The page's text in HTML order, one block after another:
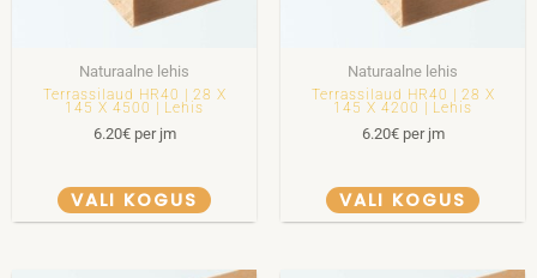
Naturaalne lehis
Terrassilaud HR40 | 28 X
145 X 4500 | Lehis
6.20€per jm
VALI KOGUS
Naturaalne lehis
Terrassilaud HR40 | 28 X
145 X 4200 | Lehis
6.20€per jm
VALI KOGUS